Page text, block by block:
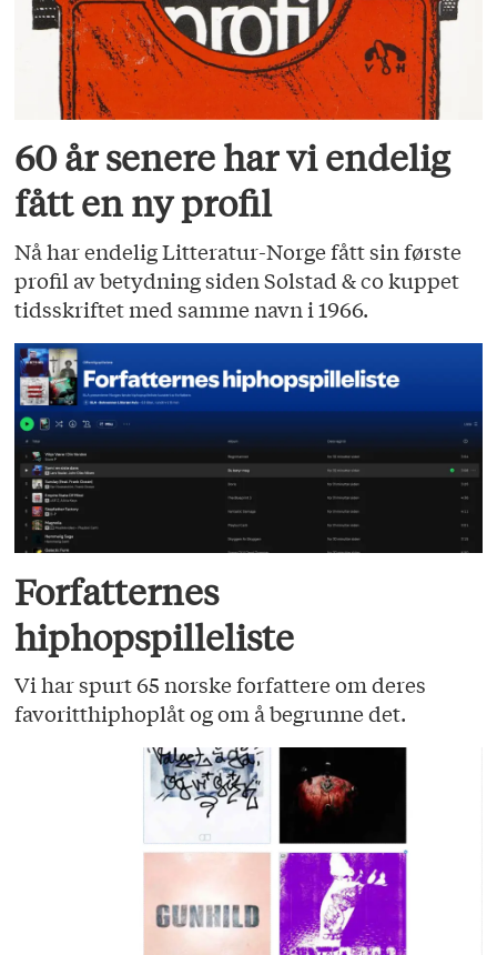
60 år senere har vi endelig
fått en ny profil
Nå har endelig Litteratur-Norge fått sin første
profil av betydning siden Solstad & co kuppet
tidsskriftet med samme navn i 1966.
Forfatternes
hiphopspilleliste
Vi har spurt 65 norske forfattere om deres
favoritthiphoplåt og om å begrunne det.